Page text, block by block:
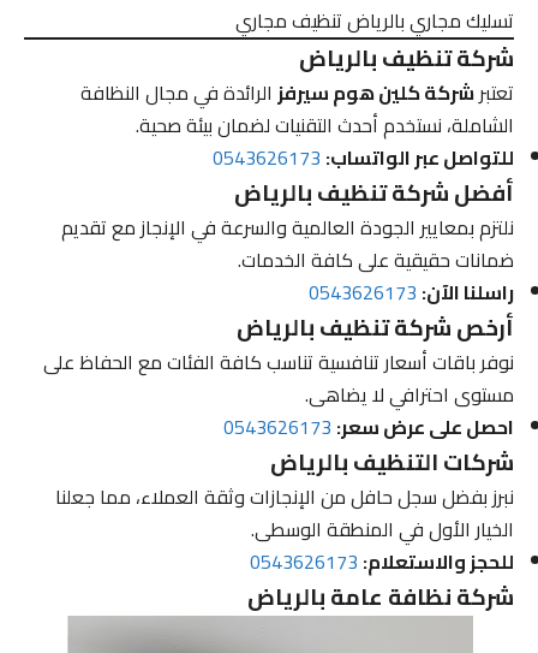
تسليك مجاري بالرياض تنظيف مجاري
شركة تنظيف بالرياض
تعتبرشركة كلين هوم سيرفزالرائدة في مجال النظافة
الشاملة، نستخدم أحدث التقنيات لضمان بيئة صحية.
للتواصل عبر الواتساب:0543626173
أفضل شركة تنظيف بالرياض
نلتزم بمعايير الجودة العالمية والسرعة في الإنجاز مع تقديم
ضمانات حقيقية على كافة الخدمات.
راسلنا الآن:0543626173
أرخص شركة تنظيف بالرياض
نوفر باقات أسعار تنافسية تناسب كافة الفئات مع الحفاظ على
مستوى احترافي لا يضاهى.
احصل على عرض سعر:0543626173
شركات التنظيف بالرياض
نبرز بفضل سجل حافل من الإنجازات وثقة العملاء، مما جعلنا
الخيار الأول في المنطقة الوسطى.
للحجز والاستعلام: 0543626173
شركة نظافة عامة بالرياض